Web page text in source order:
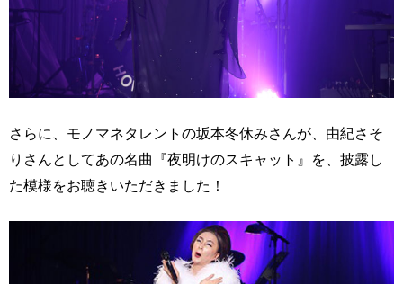
さらに、モノマネタレントの坂本冬休みさんが、由紀さそ
りさんとしてあの名曲『夜明けのスキャット』を、披露し
た模様をお聴きいただきました！